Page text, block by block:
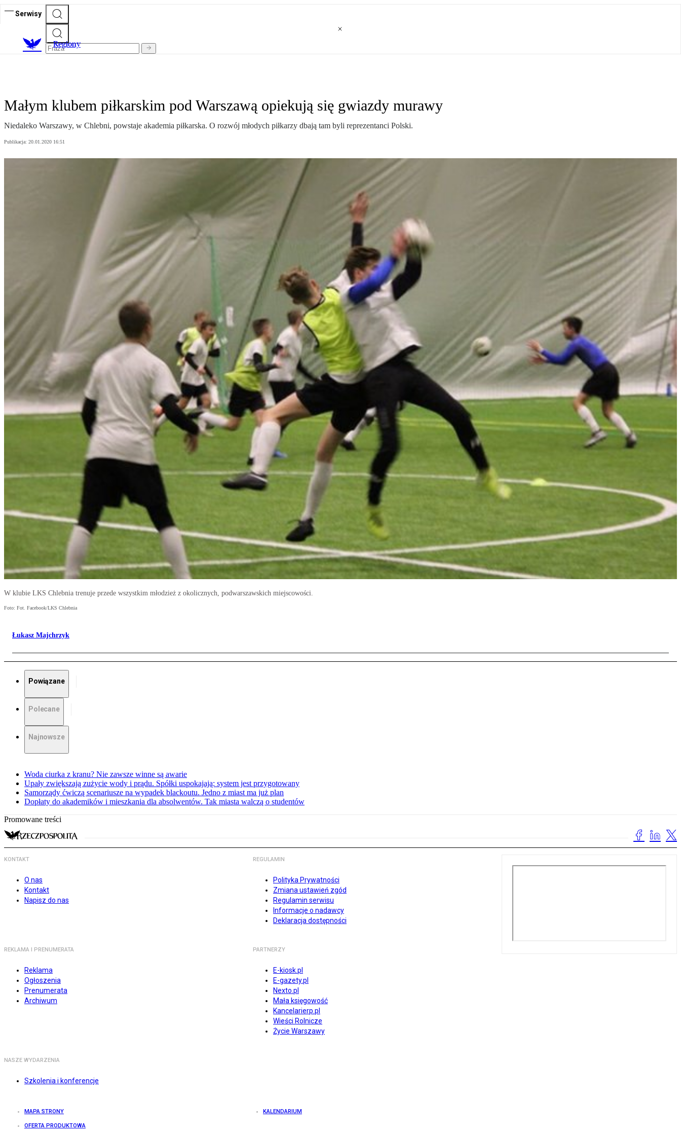
Serwisy
Regiony
Małym klubem piłkarskim pod Warszawą opiekują się gwiazdy murawy
Niedaleko Warszawy, w Chlebni, powstaje akademia piłkarska. O rozwój młodych piłkarzy dbają tam byli reprezentanci Polski.
Publikacja: 20.01.2020 16:51
W klubie LKS Chlebnia trenuje przede wszystkim młodzież z okolicznych, podwarszawskich miejscowości.
Foto: Fot. Facebook/LKS Chlebnia
Łukasz Majchrzyk
Powiązane
Polecane
Najnowsze
Woda ciurka z kranu? Nie zawsze winne są awarie
Upały zwiększają zużycie wody i prądu. Spółki uspokajają: system jest przygotowany
Samorządy ćwiczą scenariusze na wypadek blackoutu. Jedno z miast ma już plan
Dopłaty do akademików i mieszkania dla absolwentów. Tak miasta walczą o studentów
Promowane treści
KONTAKT
O nas
Kontakt
Napisz do nas
REGULAMIN
Polityka Prywatności
Zmiana ustawień zgód
Regulamin serwisu
Informacje o nadawcy
Deklaracja dostępności
REKLAMA I PRENUMERATA
Reklama
Ogłoszenia
Prenumerata
Archiwum
PARTNERZY
E-kiosk.pl
E-gazety.pl
Nexto.pl
Mała księgowość
Kancelarierp.pl
Wieści Rolnicze
Życie Warszawy
NASZE WYDARZENIA
Szkolenia i konferencje
MAPA STRONY KALENDARIUM
OFERTA PRODUKTOWA